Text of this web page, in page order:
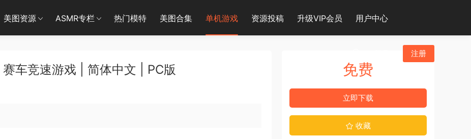
美图资源 ASMR专栏 热门模特 美图合集 单机游戏 资源投稿 升级VIP会员 用户中心
注册
车竞速游戏 | 简体中文 | PC版 免费
立即下载
收藏